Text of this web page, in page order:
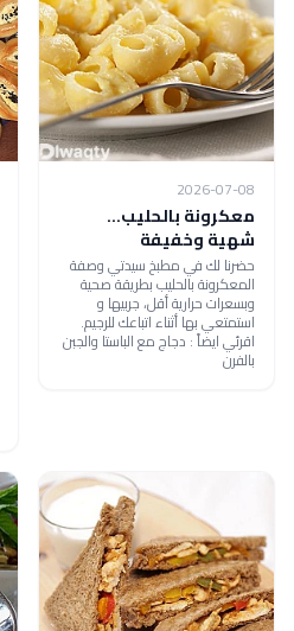
2026-07-08
معكرونة بالحليب...
شهية وخفيفة
حضرنا لك في مطبخ سيدتي وصفة
المعكرونة بالحليب بطريقة صحية
وبسعرات حرارية أقل، جربيها و
استمتعي بها أثناء اتباعك للرجيم.
اقرئي ايضاً : دجاج مع الباستا والجبن
بالفرن